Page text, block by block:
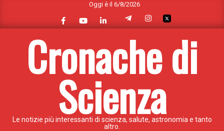
content
Oggi è il 6/8/2026
Cronache di
Scienza
Le notizie più interessanti di scienza, salute, astronomia e tanto
altro.